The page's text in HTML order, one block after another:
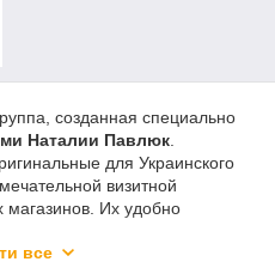
созданная специально
Наталии Павлюк
для Украинского
визитной
магазинов. Их удобно
внимание деталям.
все